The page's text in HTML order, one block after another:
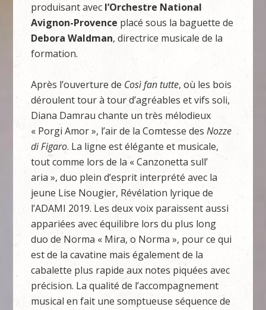
produisant avec l’Orchestre National
Avignon-Provence placé sous la baguette de
Debora Waldman, directrice musicale de la
formation.
Après l’ouverture de Così fan tutte, où les bois
déroulent tour à tour d’agréables et vifs soli,
Diana Damrau chante un très mélodieux
« Porgi Amor », l’air de la Comtesse desNozze
di Figaro. La ligne est élégante et musicale,
tout comme lors de la « Canzonetta sull’
aria », duo plein d’esprit interprété avec la
jeune Lise Nougier, Révélation lyrique de
l’ADAMI 2019. Les deux voix paraissent aussi
appariées avec équilibre lors du plus long
duo de Norma « Mira, o Norma », pour ce qui
est de la cavatine mais également de la
cabalette plus rapide aux notes piquées avec
précision. La qualité de l’accompagnement
musical en fait une somptueuse séquence de